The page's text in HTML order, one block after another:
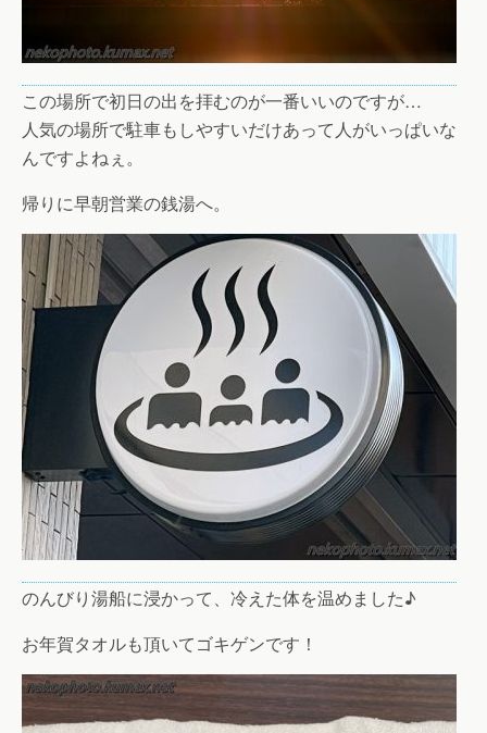
この場所で初日の出を拝むのが一番いいのですが…
人気の場所で駐車もしやすいだけあって人がいっぱいな
んですよねぇ。
帰りに早朝営業の銭湯へ。
のんびり湯船に浸かって、冷えた体を温めました♪
お年賀タオルも頂いてゴキゲンです！